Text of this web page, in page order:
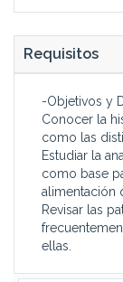
Requisitos
-Objetivos y
Conocer la
como las
Estudiar la
como base
alimentación
Revisar las
ellas.